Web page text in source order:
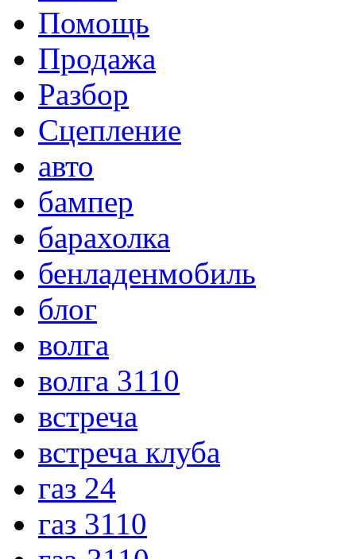
Помощь
Продажа
Разбор
Сцепление
авто
бампер
барахолка
бенладенмобиль
блог
волга
волга 3110
встреча
встреча клуба
газ 24
газ 3110